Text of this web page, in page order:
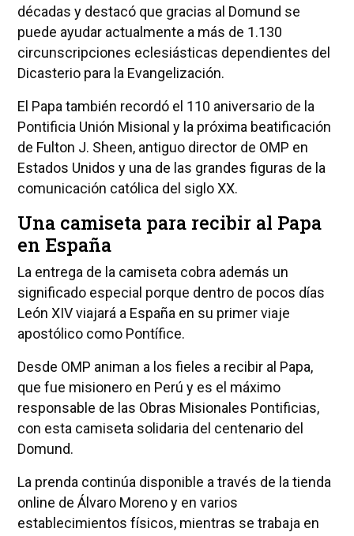
décadas y destacó que gracias al Domund se
puede ayudar actualmente a más de 1.130
circunscripciones eclesiásticas dependientes del
Dicasterio para la Evangelización.
El Papa también recordó el 110 aniversario de la
Pontificia Unión Misional y la próxima beatificación
de Fulton J. Sheen, antiguo director de OMP en
Estados Unidos y una de las grandes figuras de la
comunicación católica del siglo XX.
Una camiseta para recibir al Papa
en España
La entrega de la camiseta cobra además un
significado especial porque dentro de pocos días
León XIV viajará a España en su primer viaje
apostólico como Pontífice.
Desde OMP animan a los fieles a recibir al Papa,
que fue misionero en Perú y es el máximo
responsable de las Obras Misionales Pontificias,
con esta camiseta solidaria del centenario del
Domund.
La prenda continúa disponible a través de la tienda
online de Álvaro Moreno y en varios
establecimientos físicos, mientras se trabaja en